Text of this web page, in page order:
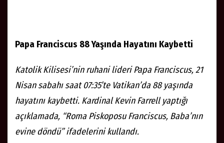
Papa Franciscus 88 Yaşında Hayatını Kaybetti
Katolik Kilisesi’nin ruhani lideri Papa Franciscus, 21
Nisan sabahı saat 07:35’te Vatikan’da 88 yaşında
hayatını kaybetti. Kardinal Kevin Farrell yaptığı
açıklamada, “Roma Piskoposu Franciscus, Baba’nın
evine döndü” ifadelerini kullandı.